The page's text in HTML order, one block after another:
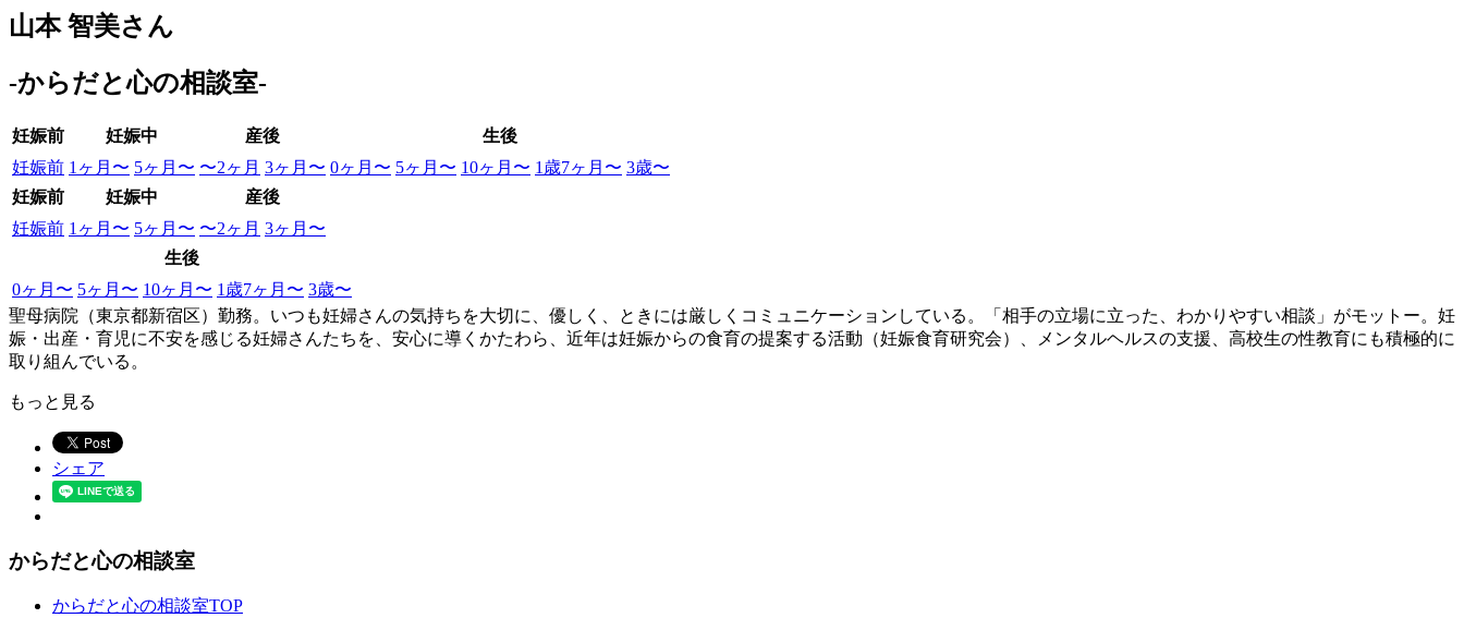
山本 智美さん
-からだと心の相談室-
妊娠前 妊娠中 産後
生後
妊娠前 1ヶ月〜 5ヶ月〜 〜2ヶ月 3ヶ月〜 0ヶ月〜 5ヶ月〜 10ヶ月〜 1歳7ヶ月〜 3歳〜
妊娠前
妊娠中
産後
妊娠前 1ヶ月〜 5ヶ月〜 〜2ヶ月 3ヶ月〜
生後
0ヶ月〜 5ヶ月〜 10ヶ月〜 1歳7ヶ月〜 3歳〜
聖母病院（東京都新宿区）勤務。いつも妊婦さんの気持ちを大切に、優しく、ときには厳しくコミュニケーションしている。「相手の立場に立った、わかりやすい相談」がモットー。妊
娠・出産・育児に不安を感じる妊婦さんたちを、安心に導くかたわら、近年は妊娠からの食育の提案する活動（妊娠食育研究会）、メンタルヘルスの支援、高校生の性教育にも積極的に
取り組んでいる。
もっと見る
シェア
からだと心の相談室
からだと心の相談室TOP